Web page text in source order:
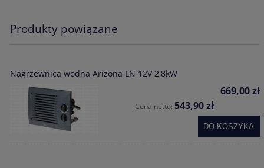
Produkty powiązane
Nagrzewnica wodna Arizona LN 12V 2,8kW
669,00 zł
Cena netto: 543,90 zł
DO KOSZYKA